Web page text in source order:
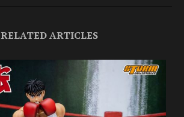
RELATED ARTICLES